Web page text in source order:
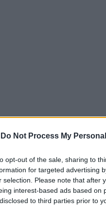
Do Not Process My
opt-out of the sale, sharing to
for targeted advertising
selection. Please note that after
interest-based ads based
to third parties prior to
του Χαμενεΐ φτάνουν
και Αμερικανών
ιρανικής
και την αποστολή